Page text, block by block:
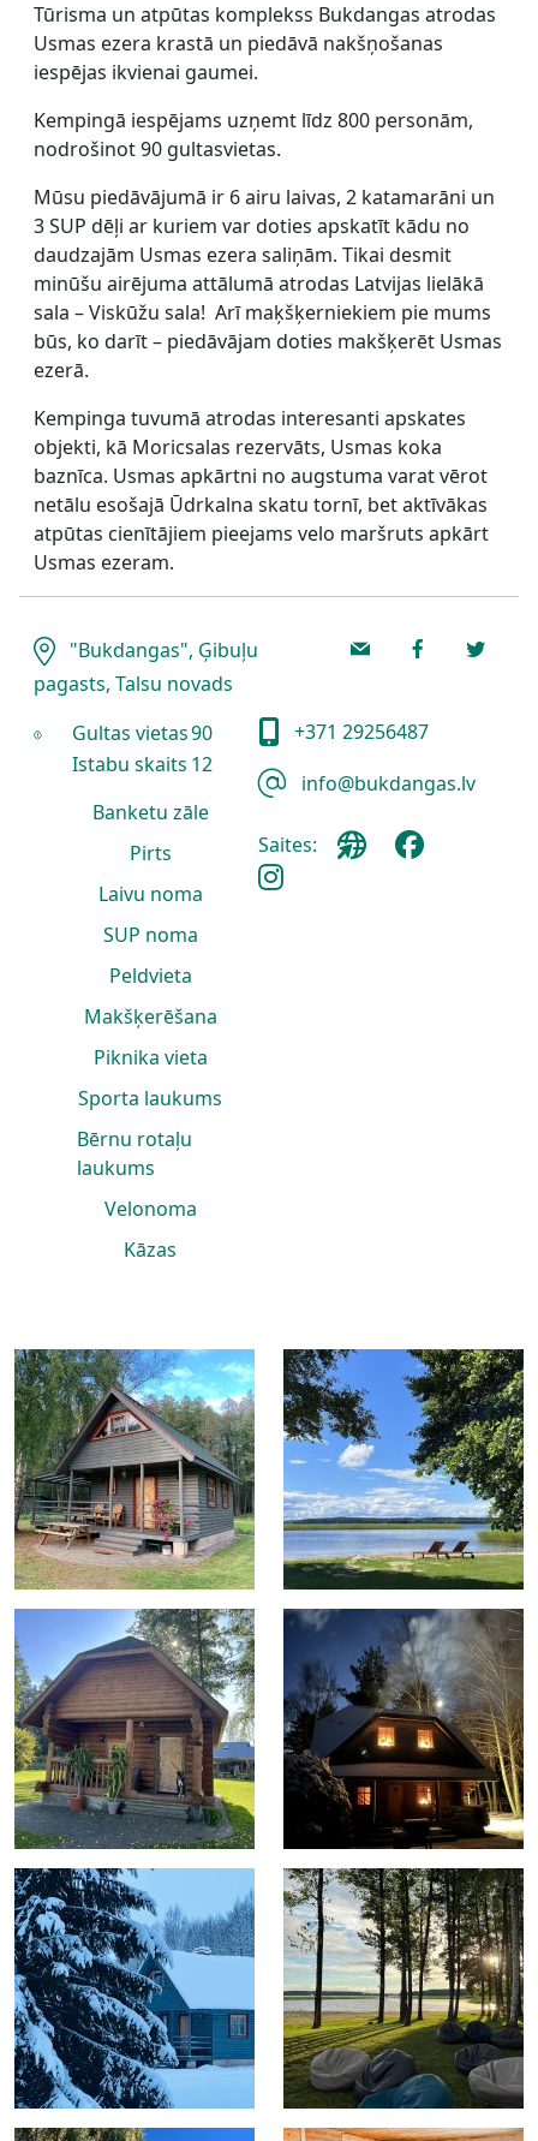
Tūrisma un atpūtas komplekss Bukdangas atrodas
Usmas ezera krastā un piedāvā nakšņošanas
iespējas ikvienai gaumei.
Kempingā iespējams uzņemt līdz 800 personām,
nodrošinot 90 gultasvietas.
Mūsu piedāvājumā ir 6 airu laivas, 2 katamarāni un
3 SUP dēļi ar kuriem var doties apskatīt kādu no
daudzajām Usmas ezera saliņām. Tikai desmit
minūšu airējuma attālumā atrodas Latvijas lielākā
sala – Viskūžu sala! Arī maķšķerniekiem pie mums
būs, ko darīt – piedāvājam doties makšķerēt Usmas
ezerā.
Kempinga tuvumā atrodas interesanti apskates
objekti, kā Moricsalas rezervāts, Usmas koka
baznīca. Usmas apkārtni no augstuma varat vērot
netālu esošajā Ūdrkalna skatu tornī, bet aktīvākas
atpūtas cienītājiem pieejams velo maršruts apkārt
Usmas ezeram.
"Bukdangas", Ģibuļu
pagasts, Talsu novads
Gultas vietas90
Istabu skaits 12
Banketu zāle
Pirts
Laivu noma
SUP noma
Peldvieta
Makšķerēšana
Piknika vieta
Sporta laukums
Bērnu rotaļu
laukums
Velonoma
Kāzas
+371 29256487
info@bukdangas.lv
Saites: